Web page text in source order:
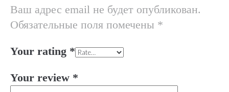
Ваш адрес email не будет опубликован.
Обязательные поля помечены *
Your rating *
Your review *